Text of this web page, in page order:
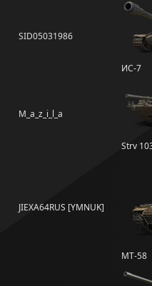
SID05031986
ИС-7
M_a_z_i_l_a
Strv
JIEXA64RUS [YMNUK]
MT-58